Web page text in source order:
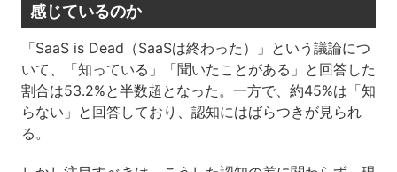
感じているのか
「SaaS is Dead（SaaSは終わった）」という議論につ
いて、「知っている」「聞いたことがある」と回答した
割合は53.2%と半数超となった。一方で、約45%は「知
らない」と回答しており、認知にはばらつきが見られ
る。